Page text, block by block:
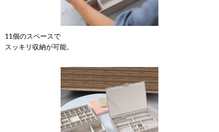
11個のスペースで
スッキリ収納が可能。